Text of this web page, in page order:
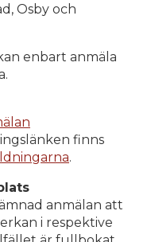
Osby och
enbart anmäla
finns
.
anmälan att
i respektive